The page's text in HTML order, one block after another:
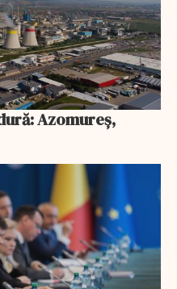
Azomureș,